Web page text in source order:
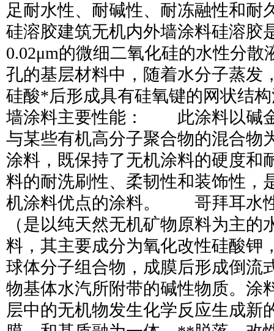
足耐水性、耐碱性、耐冻融性和
硅溶胶建筑无机内外墙涂料硅溶胶
0.02μm的微细二氧化硅的水性分散
孔的基层材料中，随着水分子蒸发
硅酸*后形成具有硅氧键的网状
墙涂料主要性能： 此涂料以碱
与某些有机高分子聚合物的混合物
涂料，既保持了无机涂料的硬度和
料的耐洗刷性、柔韧性和装饰性，
机涂料优点的涂料。 哥拜耳水
（是以纯天然无机矿物原料为主的
料，其主要成分为氧化改性硅酸钾
球体分子组合物，成膜后形成倒流
物基体水汽所附带的碱性物质。涂
层中的无机物发生化学反应生成新